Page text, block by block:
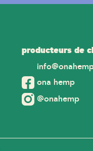
producteurs de
ona hemp
@onahemp